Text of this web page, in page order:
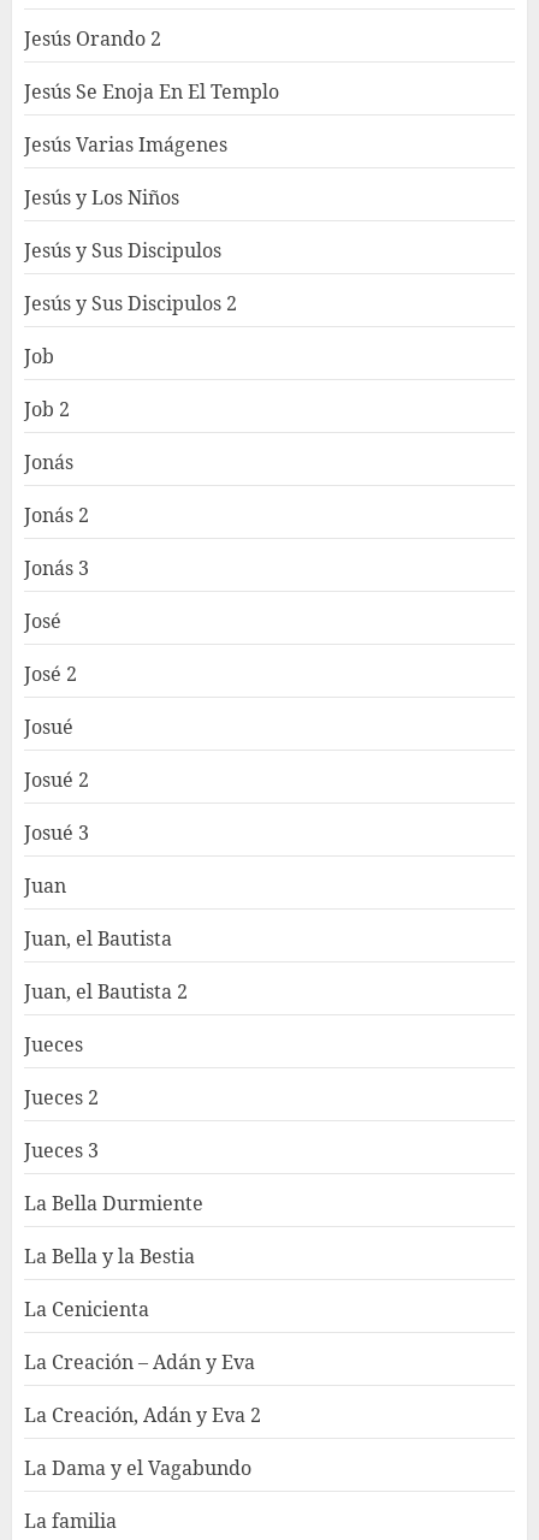
Jesús Orando 2
Jesús Se Enoja En El Templo
Jesús Varias Imágenes
Jesús y Los Niños
Jesús y Sus Discipulos
Jesús y Sus Discipulos 2
Job
Job 2
Jonás
Jonás 2
Jonás 3
José
José 2
Josué
Josué 2
Josué 3
Juan
Juan, el Bautista
Juan, el Bautista 2
Jueces
Jueces 2
Jueces 3
La Bella Durmiente
La Bella y la Bestia
La Cenicienta
La Creación – Adán y Eva
La Creación, Adán y Eva 2
La Dama y el Vagabundo
La familia